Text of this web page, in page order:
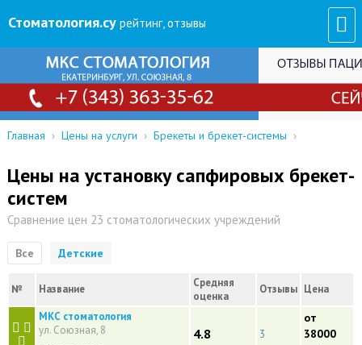
Стоматология.су рейтинг, отзывы
Главная › Цены на услуги › Брекеты и брекет-системы ›
Цены на установку сапфировых брекет-
систем
Сравнение цен 23 стоматологических учреждений
Все Детские
№ Название
Средняя
оценка
Отзывы Цена
МКС стоматология
ул. Союзная, 8
4.8 3
от
38000